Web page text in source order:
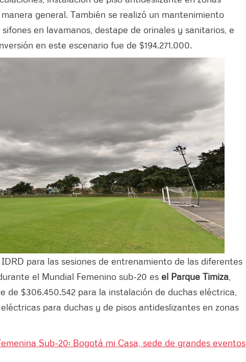
general. También se realizó un mantenimiento
en lavamanos, destape de orinales y sanitarios, e
en este escenario fue de $194.271.000.
para las sesiones de entrenamiento de las diferentes
el Mundial Femenino sub-20 es el Parque Timiza
de $306.450.542 para la instalación de duchas eléctrica,
para duchas y de pisos antideslizantes en zonas
Sub-20: Bogotá mi Casa, sede de grandes eventos